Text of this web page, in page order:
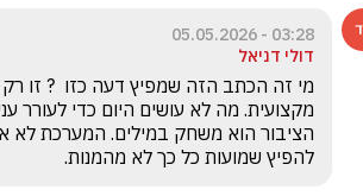
03:28 - 05.05.2026
דולי דניאל
להפיץ שמועות כל כך לא מהמנות.